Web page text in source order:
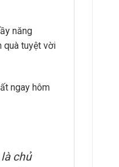
năng
quà tuyệt vời
ngay hôm
chủ